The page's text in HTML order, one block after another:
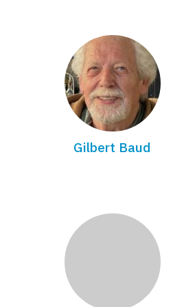
Gilbert Baud